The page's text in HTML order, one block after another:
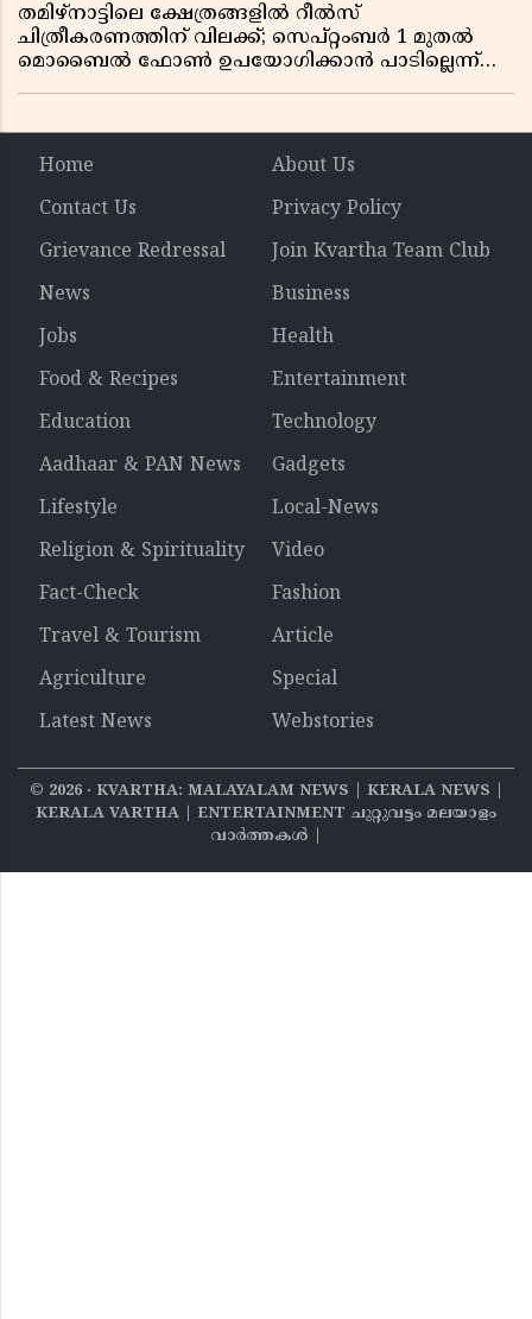
തമിഴ്‌നാട്ടിലെ ക്ഷേത്രങ്ങളിൽ റീൽസ്
ചിത്രീകരണത്തിന് വിലക്ക്; സെപ്റ്റംബർ 1 മുതൽ
മൊബൈൽ ഫോൺ ഉപയോഗിക്കാൻ പാടില്ലെന്ന്
Home
About Us
Contact Us
Privacy Policy
Grievance Redressal
Join Kvartha Team Club
News
Business
Jobs
Health
Food & Recipes
Entertainment
Education
Technology
Aadhaar & PAN News
Gadgets
Lifestyle
Local-News
Religion & Spirituality
Video
Fact-Check
Fashion
Travel & Tourism
Article
Agriculture
Special
Latest News
Webstories
© 2026‧ KVARTHA: MALAYALAM NEWS | KERALA NEWS |
KERALA VARTHA | ENTERTAINMENT ചുറ്റുവട്ടം മലയാളം
വാര്‍ത്തകൾ |